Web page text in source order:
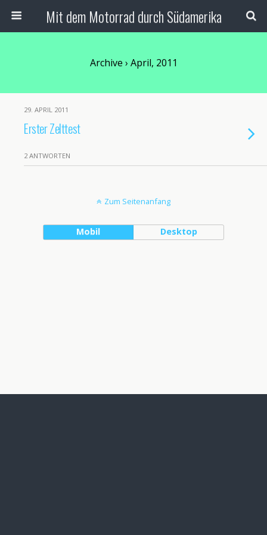
Mit dem Motorrad durch Südamerika
Archive › April, 2011
29. APRIL 2011
Erster Zelttest
2 ANTWORTEN
Zum Seitenanfang
Mobil Desktop